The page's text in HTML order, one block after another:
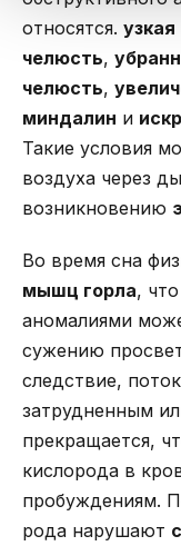
относятся. узкая
челюсть,
челюсть,
миндалин и
Такие условия
воздуха через
возникновению
Во время сна
мышц горла,
аномалиями
сужению
следствие,
затрудненным
прекращается,
кислорода в
пробуждениям.
рода нарушают